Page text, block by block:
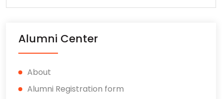
Alumni Center
About
Alumni Registration form